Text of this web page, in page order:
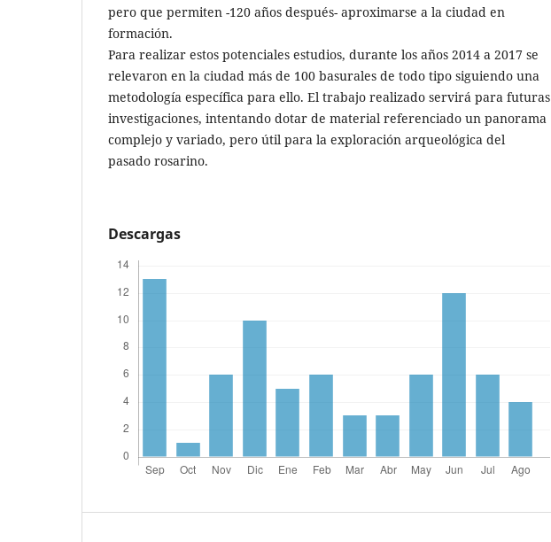
pero que permiten -120 años después- aproximarse a la ciudad en
formación.
Para realizar estos potenciales estudios, durante los años 2014 a 2017 se
relevaron en la ciudad más de 100 basurales de todo tipo siguiendo una
metodología específica para ello. El trabajo realizado servirá para futuras
investigaciones, intentando dotar de material referenciado un panorama
complejo y variado, pero útil para la exploración arqueológica del
pasado rosarino.
Descargas